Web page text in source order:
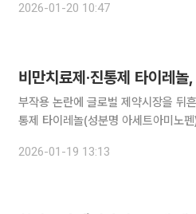
담았다. “공부보다 살 빼는 게 더
2026-01-20 10:47
비만치료제·진통제 타이레놀
부작용 논란에 글로벌 제약시장을 뒤
통제 타이레놀(성분명 아세트아미노
는 평가가 나온다. 19일
2026-01-19 13:13